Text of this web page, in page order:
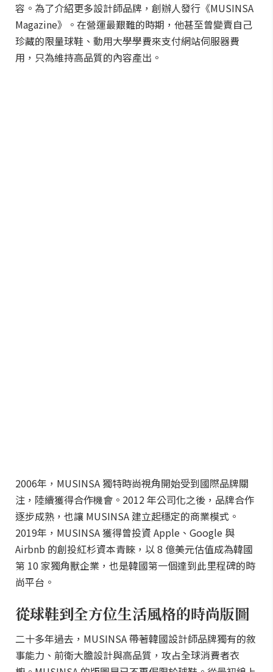
容。為了介紹更多設計師品牌，創辦人發行《MUSINSA
Magazine》。在營運最艱難的時期，他甚至曾變賣自己
珍藏的限量球鞋、動用大學學費來支付網站伺服器費
用，只為維持高品質的內容產出。
2006年，MUSINSA 獨特時尚視角開始受到國際品牌關
注，陸續獲得合作機會。2012 年公司化之後，品牌合作
逐步成熟，也讓 MUSINSA 建立起穩定的商業模式。
2019年，MUSINSA 獲得曾投資 Apple、Google 與
Airbnb 的創投紅杉資本青睞，以 8 億美元估值成為韓國
第 10 家獨角獸企業，也是韓國第一個達到此里程碑的時
尚平台。
從球鞋到全方位生活風格的時尚版圖
二十多年過去，MUSINSA 帶著韓國設計師品牌獨有的敘
事能力、前衛大膽設計與高品質，攻占全球消費者衣